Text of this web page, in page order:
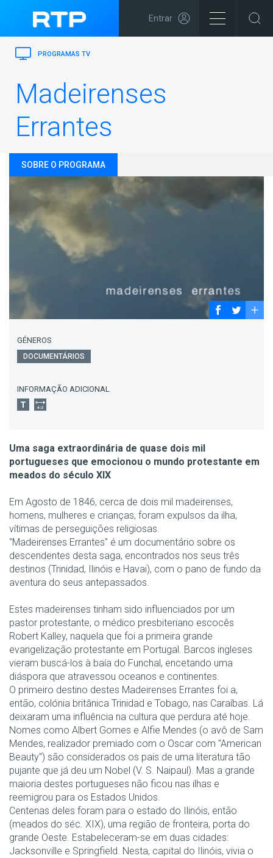
Entrar
PROGRAMAS TV
Madeirenses
Errantes
SOBRE O PROGRAMA
GÉNEROS
DOCUMENTÁRIOS
INFORMAÇÃO ADICIONAL
Uma saga extraordinária de quase dois mil
portugueses que emocionou o mundo protestante em
meados do século XIX
Em Agosto de 1846, cerca de dois mil madeirenses,
homens, mulheres e crianças, foram expulsos da ilha,
vítimas de perseguições religiosas.
"Madeirenses Errantes" é um documentário sobre os
descendentes desta saga, encontrados nos seus três
destinos (Trinidad, Ilinóis e Havai), com o pano de fundo da
aventura do seus antepassados.
Estes madeirenses tinham sido influenciados por um
pastor protestante, o médico presbiteriano escocês
Robert Kalley, naquela que foi a primeira grande
evangelização protestante em Portugal. Barcos ingleses
vieram buscá-los à baía do Funchal, encetando uma
diáspora que atravessou oceanos e continentes.
O primeiro destino destes Madeirenses Errantes foi a,
então, colónia britânica Trinidad e Tobago, nas Caraíbas. Lá
deixaram uma influência na cultura que perdura até hoje.
Nomes como Albert Gomes e Alfie Mendes (o avô de Sam
Mendes, realizador premiado com o Oscar com "American
Beauty") são considerados os pais de uma literatura tão
pujante que já deu um Nobel (V. S. Naipaul). Mas a grande
maioria destes portugueses não ficou nas ilhas e
reemigrou para os Estados Unidos.
Centenas deles foram para o estado do Ilinóis, então
(meados do séc. XIX), uma região de fronteira, porta do
grande Oeste. Estabeleceram-se em duas cidades:
Jacksonville e Springfield. Nesta, capital do Ilinóis, vivia o